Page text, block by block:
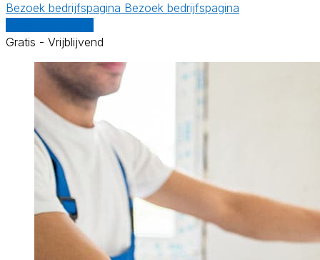
Bezoek bedrijfspagina Bezoek bedrijfspagina
Gratis - Vrijblijvend